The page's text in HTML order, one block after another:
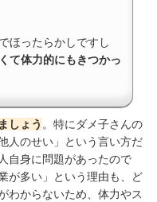
ほったらかしですし
て体力的にもきつかっ
しょう 。特にダメ子さんの
人のせい」という言い方だ
自身に問題があったので
が多い」という理由も、ど
わからないため、体力やス